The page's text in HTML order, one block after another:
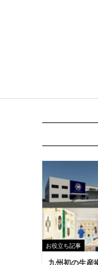
お役立ち記事
九州初の生産